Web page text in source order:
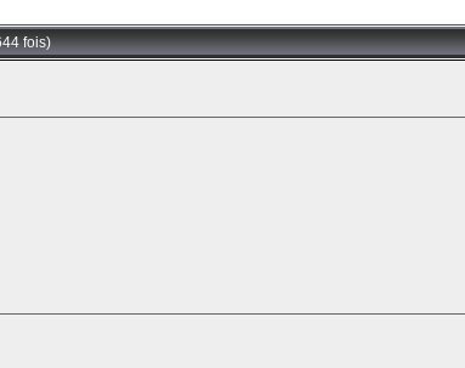
Programmation
Wargame
fois)